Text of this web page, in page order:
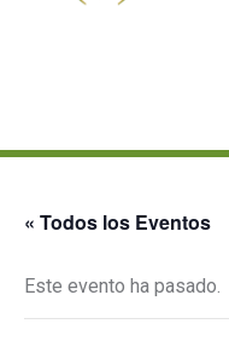
« Todos los Eventos
Este evento ha pasado.